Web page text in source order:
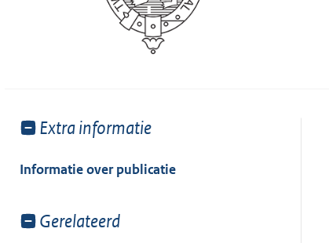
Toon
van:
Extra informatie
Informatie over publicatie
Toon
Gerelateerd